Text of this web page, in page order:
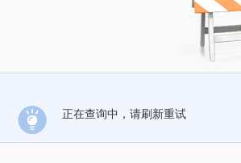
正在查询中，请刷新重试